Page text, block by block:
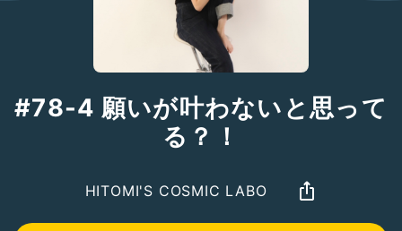
#78-4 願いが叶わないと思って
る？！
HITOMI'S COSMIC LABO